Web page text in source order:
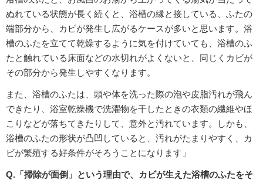
ぬれている状態が長く続くと、浴槽の縁と接している、ふたの
端部分から、カビが発生し広がるケースが多いと思います。浴
槽のふたを立てて乾燥するように気を付けていても、浴槽のふ
たと触れている床面などの水切れがよくないと、同じくカビが
その部分から発生しやすくなります。
また、浴槽のふたは、頭や体を洗った際の泡や皮脂汚れが飛ん
できたり、浴室乾燥機で洗濯物を干したときの衣類の繊維やほ
こりなどが落ちてきたりして、意外と汚れています。しかも、
浴槽のふたの形状が凸凹していると、汚れがたまりやすく、カ
ビが繁殖する好条件がそろうことになります」
Q.「掃除が面倒」という理由で、カビが生えた浴槽のふたをそ